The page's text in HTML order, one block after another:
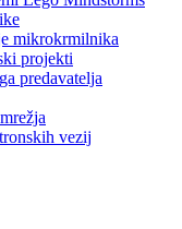
mikrokrmilnika
projekti
predavatelja
vezij